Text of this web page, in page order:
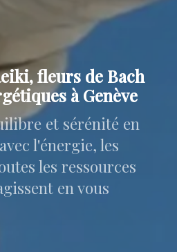
fleurs de Bach
à Genève
et sérénité en
l'énergie, les
les ressources
en vous